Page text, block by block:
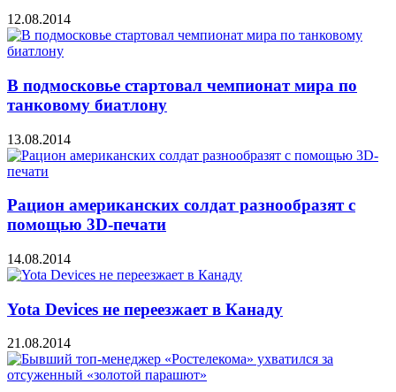
12.08.2014
В подмосковье стартовал чемпионат мира по
танковому биатлону
13.08.2014
Рацион американских солдат разнообразят с
помощью 3D-печати
14.08.2014
Yota Devices не переезжает в Канаду
21.08.2014